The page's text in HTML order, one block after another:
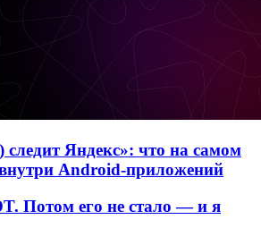
следит Яндекс»: что на самом
внутри Android-приложений
Потом его не стало — и я